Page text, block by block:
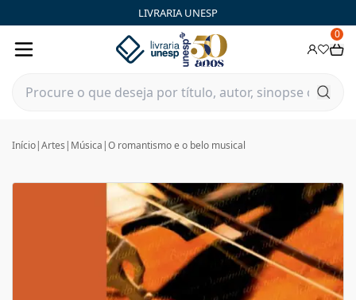
LIVRARIA UNESP
0
Início|Artes | Música |O romantismo e o belo musical